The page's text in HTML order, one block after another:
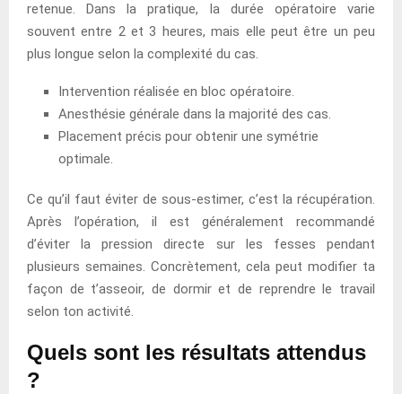
retenue. Dans la pratique, la durée opératoire varie
souvent entre 2 et 3 heures, mais elle peut être un peu
plus longue selon la complexité du cas.
Intervention réalisée en bloc opératoire.
Anesthésie générale dans la majorité des cas.
Placement précis pour obtenir une symétrie
optimale.
Ce qu’il faut éviter de sous-estimer, c’est la récupération.
Après l’opération, il est généralement recommandé
d’éviter la pression directe sur les fesses pendant
plusieurs semaines. Concrètement, cela peut modifier ta
façon de t’asseoir, de dormir et de reprendre le travail
selon ton activité.
Quels sont les résultats attendus
?